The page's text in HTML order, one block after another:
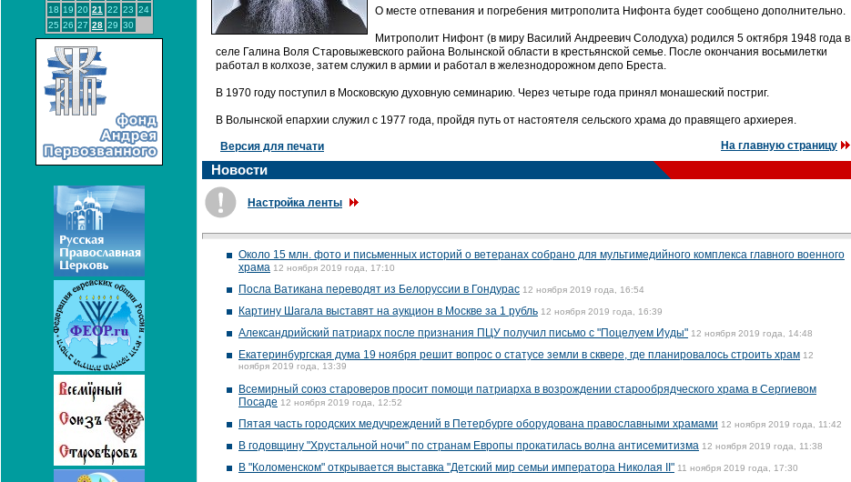
18 19 20 21 22 23 24
25 26 27 28 29 30
О месте отпевания и погребения митрополита Нифонта будет сообщено дополнительно.
Митрополит Нифонт (в миру Василий Андреевич Солодуха) родился 5 октября 1948 года в
селе Галина Воля Старовыжевского района Волынской области в крестьянской семье. После окончания восьмилетки
работал в колхозе, затем служил в армии и работал в железнодорожном депо Бреста.
В 1970 году поступил в Московскую духовную семинарию. Через четыре года принял монашеский постриг.
В Волынской епархии служил с 1977 года, пройдя путь от настоятеля сельского храма до правящего архиерея.
Версия для печати На главную страницу
Новости
Настройка ленты
Около 15 млн. фото и письменных историй о ветеранах собрано для мультимедийного комплекса главного военного
храма 12 ноября 2019 года, 17:10
Посла Ватикана переводят из Белоруссии в Гондурас 12 ноября 2019 года, 16:54
Картину Шагала выставят на аукцион в Москве за 1 рубль 12 ноября 2019 года, 16:39
Александрийский патриарх после признания ПЦУ получил письмо с "Поцелуем Иуды" 12 ноября 2019 года, 14:48
Екатеринбургская дума 19 ноября решит вопрос о статусе земли в сквере, где планировалось строить храм 12
ноября 2019 года, 13:39
Всемирный союз староверов просит помощи патриарха в возрождении старообрядческого храма в Сергиевом
Посаде 12 ноября 2019 года, 12:52
Пятая часть городских медучреждений в Петербурге оборудована православными храмами 12 ноября 2019 года, 11:42
В годовщину "Хрустальной ночи" по странам Европы прокатилась волна антисемитизма 12 ноября 2019 года, 11:38
В "Коломенском" открывается выставка "Детский мир семьи императора Николая II" 11 ноября 2019 года, 17:30